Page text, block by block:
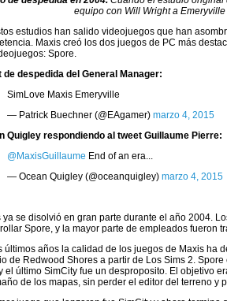
equipo con Will Wright a
estudios han salido videojuegos que han
Maxis creó los dos juegos de PC más
Spore.
de despedida del General Manager:
SimLove Maxis Emeryville
— Patrick Buechner (@EAgamer)marzo 4, 2015
Quigley respondiendo al tweet Guillaume Pierre:
@MaxisGuillaume End of an era...
— Ocean Quigley (@oceanquigley)marzo 4, 2015
ya se disolvió en gran parte durante el año 2004.
Spore, y la mayor parte de empleados fueron
últimos años la calidad de los juegos de Maxis ha
de Redwood Shores a partir de Los Sims 2.
el último SimCity fue un desproposito. El objetivo
de los mapas, sin perder el editor del terreno y